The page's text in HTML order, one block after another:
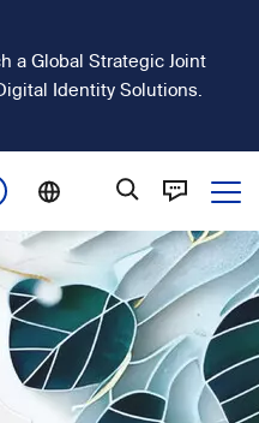
a Global Strategic Joint
Identity Solutions.